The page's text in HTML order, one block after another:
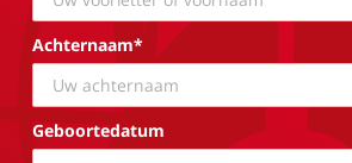
Achternaam*
Geboortedatum